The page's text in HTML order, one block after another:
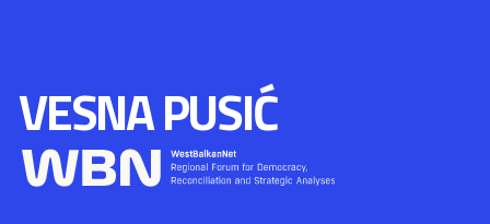
VESNA PUSIĆ